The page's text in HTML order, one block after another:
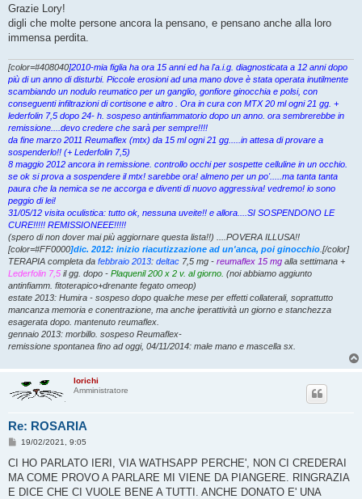
s
a
g
o
Grazie Lory!
digli che molte persone ancora la pensano, e pensano anche alla loro
immensa perdita.
[color=#408040]2010-mia figlia ha ora 15 anni ed ha l'a.i.g. diagnosticata a 12 anni dopo
più di un anno di disturbi. Piccole erosioni ad una mano dove è stata operata inutilmente
scambiando un nodulo reumatico per un ganglio, gonfiore ginocchia e polsi, con
conseguenti infiltrazioni di cortisone e altro . Ora in cura con MTX 20 ml ogni 21 gg. +
lederfolin 7,5 dopo 24- h. sospeso antinfiammatorio dopo un anno. ora sembrerebbe in
remissione....devo credere che sarà per sempre!!!!
da fine marzo 2011 Reumaflex (mtx) da 15 ml ogni 21 gg.....in attesa di provare a
sospenderlo!! (+ Lederfolin 7,5)
8 maggio 2012 ancora in remissione. controllo occhi per sospette celluline in un occhio.
se ok si prova a sospendere il mtx! sarebbe ora! almeno per un po'.....ma tanta tanta
paura che la nemica se ne accorga e diventi di nuovo aggressiva! vedremo! io sono
peggio di lei!
31/05/12 visita oculistica: tutto ok, nessuna uveite!! e allora....SI SOSPENDONO LE
CURE!!!!! REMISSIONEEE!!!!!
(spero di non dover mai più aggiornare questa lista!!) ....POVERA ILLUSA!!
[color=#FF0000]dic. 2012: inizio riacutizzazione ad un'anca, poi ginocchio .[/color]
TERAPIA completa da febbraio 2013: deltac 7,5 mg - reumaflex 15 mg alla settimana +
Lederfolin 7,5 il gg. dopo - Plaquenil 200 x 2 v. al giorno. (noi abbiamo aggiunto
antinfiamm. fitoterapico+drenante fegato omeop)
estate 2013: Humira - sospeso dopo qualche mese per effetti collaterali, soprattutto
mancanza memoria e conentrazione, ma anche iperattività un giorno e stanchezza
esagerata dopo. mantenuto reumaflex.
gennaio 2013: morbillo. sospeso Reumaflex-
remissione spontanea fino ad oggi, 04/11/2014: male mano e mascella sx.
lorichi
Amministratore
Re: ROSARIA
M
s
a
g
19/02/2021, 9:05
CI HO PARLATO IERI, VIA WATHSAPP PERCHE', NON CI CREDERAI
MA COME PROVO A PARLARE MI VIENE DA PIANGERE. RINGRAZIA
E DICE CHE CI VUOLE BENE A TUTTI. ANCHE DONATO E' UNA